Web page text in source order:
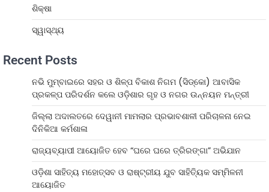
ଶିକ୍ଷା
ସ୍ୱାସ୍ଥ୍ୟ
Recent Posts
ନଭି ମୁମ୍ବାଇରେ ସହର ଓ ଶିଳ୍ପ ବିକାଶ ନିଗମ (ସିଡ୍‌କୋ) ଆବାସିକ
ପ୍ରକଳ୍ପ ପରିଦର୍ଶନ କଲେ ଓଡ଼ିଶାର ଗୃହ ଓ ନଗର ଉନ୍ନୟନ ମନ୍ତ୍ରୀ
ଜିଲ୍ଲା ଅଦାଲତରେ ଦେୱାନୀ ମାମଲାର ପ୍ରଭାବଶାଳୀ ପରିଚାଳନା ନେଇ
ଦିନିକିଆ କର୍ମଶାଳା
ରାଜ୍ୟବ୍ୟାପୀ ଆୟୋଜିତ ହେବ “ଘରେ ଘରେ ତ୍ରିରଙ୍ଗା” ଅଭିଯାନ
ଓଡ଼ିଶା ସାହିତ୍ୟ ମହୋତ୍ସବ ଓ ରାଷ୍ଟ୍ରୀୟ ଯୁବ ସାହିତ୍ୟିକ ସମ୍ମିଳନୀ
ଆୟୋଜିତ